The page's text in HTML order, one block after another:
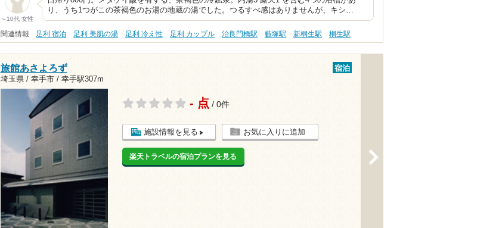
～10代 女性
り、うち1つがこの茶褐色のお湯の地蔵の湯でした。つるすべ感はありませんが、キシ…
関連情報 足利 宿泊 足利 美肌の湯 足利 冷え性 足利 カップル 治良門橋駅 藪塚駅 新桐生駅 桐生駅
旅館あさよろず
埼玉県 / 幸手市 / 幸手駅307m
宿泊
- 点 / 0件
施設情報を見る お気に入りに追加
楽天トラベルの宿泊プランを見る